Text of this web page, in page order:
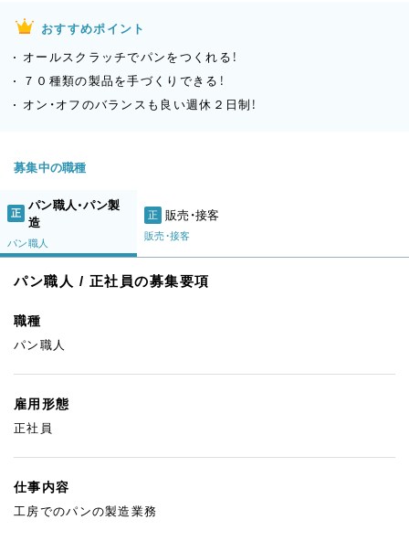
おすすめポイント
オールスクラッチでパンをつくれる！
７０種類の製品を手づくりできる！
オン・オフのバランスも良い週休２日制！
募集中の職種
正
パン職人・パン製
造
パン職人
正 販売・接客
販売・接客
パン職人 / 正社員の募集要項
職種
パン職人
雇用形態
正社員
仕事内容
工房でのパンの製造業務